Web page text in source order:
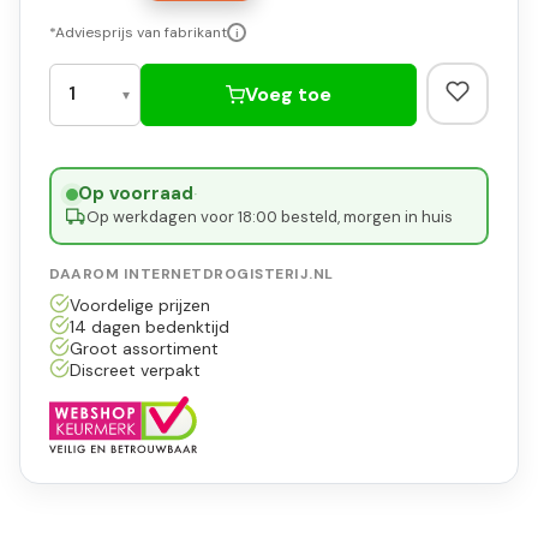
*Adviesprijs van fabrikant i
Voeg toe
Op voorraad·
Op werkdagen voor 18:00 besteld, morgen in huis
DAAROM INTERNETDROGISTERIJ.NL
Voordelige prijzen
14 dagen bedenktijd
Groot assortiment
Discreet verpakt